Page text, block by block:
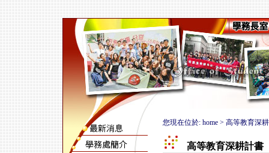
您現在位於: home > 高等教育深
高等教育深耕計書